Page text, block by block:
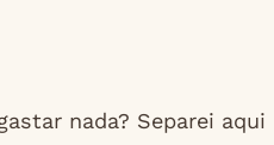
nada? Separei aqui